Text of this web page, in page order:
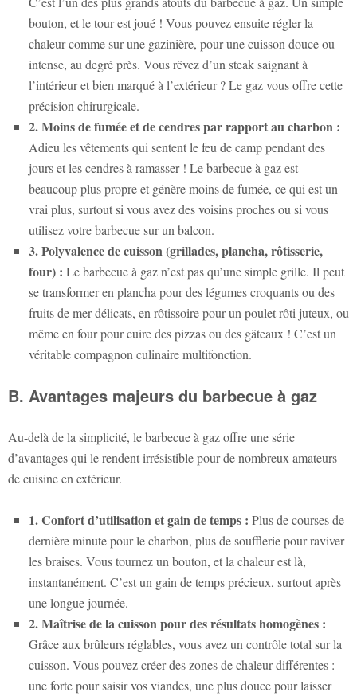
bouton, et le tour est joué ! Vous pouvez ensuite régler la
chaleur comme sur une gazinière, pour une cuisson douce ou
intense, au degré près. Vous rêvez d’un steak saignant à
l’intérieur et bien marqué à l’extérieur ? Le gaz vous offre cette
précision chirurgicale.
2. Moins de fumée et de cendres par rapport au charbon :
Adieu les vêtements qui sentent le feu de camp pendant des
jours et les cendres à ramasser ! Le barbecue à gaz est
beaucoup plus propre et génère moins de fumée, ce qui est un
vrai plus, surtout si vous avez des voisins proches ou si vous
utilisez votre barbecue sur un balcon.
3. Polyvalence de cuisson (grillades, plancha, rôtisserie,
four) : Le barbecue à gaz n’est pas qu’une simple grille. Il peut
se transformer en plancha pour des légumes croquants ou des
fruits de mer délicats, en rôtissoire pour un poulet rôti juteux, ou
même en four pour cuire des pizzas ou des gâteaux ! C’est un
véritable compagnon culinaire multifonction.
B. Avantages majeurs du barbecue à gaz
Au-delà de la simplicité, le barbecue à gaz offre une série
d’avantages qui le rendent irrésistible pour de nombreux amateurs
de cuisine en extérieur.
1. Confort d’utilisation et gain de temps : Plus de courses de
dernière minute pour le charbon, plus de soufflerie pour raviver
les braises. Vous tournez un bouton, et la chaleur est là,
instantanément. C’est un gain de temps précieux, surtout après
une longue journée.
2. Maîtrise de la cuisson pour des résultats homogènes :
Grâce aux brûleurs réglables, vous avez un contrôle total sur la
cuisson. Vous pouvez créer des zones de chaleur différentes :
une forte pour saisir vos viandes, une plus douce pour laisser